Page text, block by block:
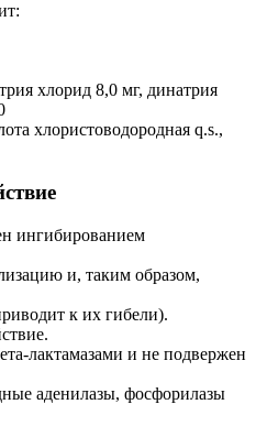
хлорид 8,0 мг, динатрия
хлористоводородная q.s.,
ингибированием
и, таким образом,
к их гибели).
лактамазами и не подвержен
аденилазы, фосфорилазы